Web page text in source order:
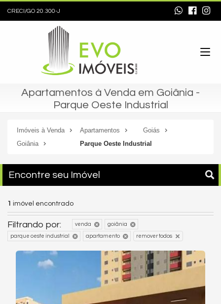
CRECI/GO 20.300-J
Apartamentos à Venda em Goiânia -
Parque Oeste Industrial
Imóveis à Venda Apartamentos
Goiás
Goiânia
Parque Oeste Industrial
Encontre seu Imóvel
1 imóvel encontrado
Filtrando por: venda goiânia
parque oeste industrial apartamento remover todos